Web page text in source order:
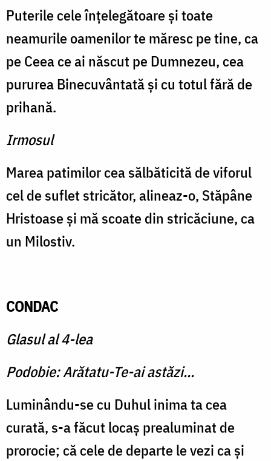
Puterile cele înţelegătoare şi toate
neamurile oamenilor te măresc pe tine, ca
pe Ceea ce ai născut pe Dumnezeu, cea
pu­rurea Binecuvântată şi cu totul fără de
prihană.
Irmosul
Marea patimilor cea săl­băticită de viforul
cel de suflet stricător, alineaz-o, Stăpâne
Hristoase şi mă scoate din stricăciune, ca
un Milostiv.
CONDAC
Glasul al 4-lea
Podobie: Arătatu-Te-ai astăzi...
Luminându-se cu Duhul inima ta cea
curată, s-a făcut locaş prealuminat de
prorocie; că cele de departe le vezi ca şi